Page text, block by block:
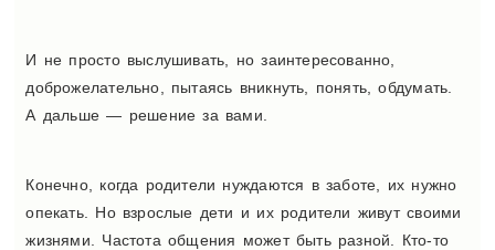
И не просто выслушивать, но заинтересованно,
доброжелательно, пытаясь вникнуть, понять, обдумать.
А дальше — решение за вами.
Конечно, когда родители нуждаются в заботе, их нужно
опекать. Но взрослые дети и их родители живут своими
жизнями. Частота общения может быть разной. Кто-то